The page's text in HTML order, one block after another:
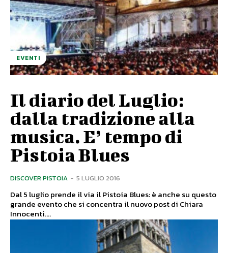
EVENTI
Il diario del Luglio:
dalla tradizione alla
musica. E’ tempo di
Pistoia Blues
DISCOVER PISTOIA - 5 LUGLIO 2016
Dal 5 luglio prende il via il Pistoia Blues: è anche su questo
grande evento che si concentra il nuovo post di Chiara
Innocenti....